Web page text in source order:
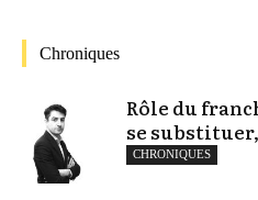
Chroniques
Rôle du
se
CHRONIQUES